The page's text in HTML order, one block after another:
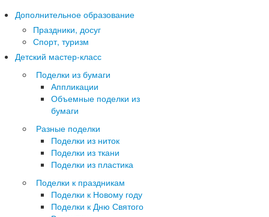
Дополнительное образование
Праздники, досуг
Спорт, туризм
Детский мастер-класс
Поделки из бумаги
Аппликации
Объемные поделки из
бумаги
Разные поделки
Поделки из ниток
Поделки из ткани
Поделки из пластика
Поделки к праздникам
Поделки к Новому году
Поделки к Дню Святого